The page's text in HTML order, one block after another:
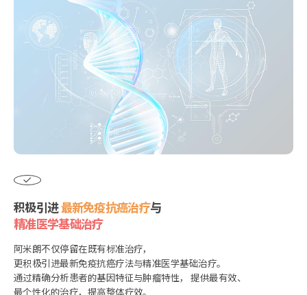
积极引进最新免疫抗癌治疗与
精准医学基础治疗
阿米朗不仅停留在既有标准治疗，
更积极引进最新免疫抗癌疗法与精准医学基础治疗。
通过精确分析患者的基因特征与肿瘤特性， 提供最有效、
最个性化的治疗，提高整体疗效。